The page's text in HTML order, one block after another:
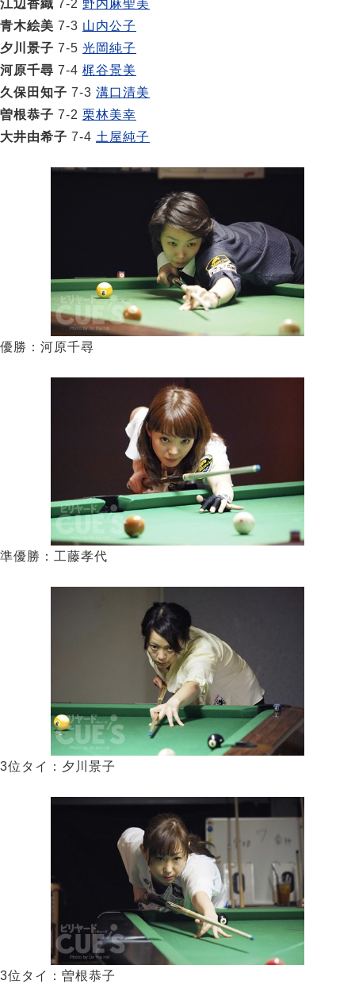
江辺香織 7-2 野内麻聖美
青木絵美 7-3 山内公子
夕川景子 7-5 光岡純子
河原千尋 7-4 梶谷景美
久保田知子 7-3 溝口清美
曽根恭子 7-2 栗林美幸
大井由希子 7-4 土屋純子
優勝：河原千尋
準優勝：工藤孝代
3位タイ：夕川景子
3位タイ：曽根恭子